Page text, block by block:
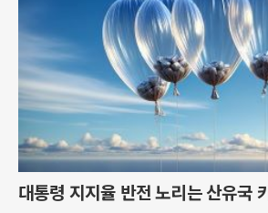
대통령 지지율 반전 노리는 산유국